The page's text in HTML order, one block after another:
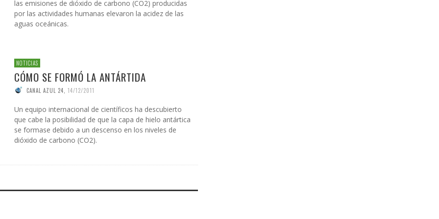
las emisiones de dióxido de carbono (CO2) producidas
por las actividades humanas elevaron la acidez de las
aguas oceánicas.
NOTICIAS
CÓMO SE FORMÓ LA ANTÁRTIDA
CANAL AZUL 24, 14/12/2011
Un equipo internacional de científicos ha descubierto
que cabe la posibilidad de que la capa de hielo antártica
se formase debido a un descenso en los niveles de
dióxido de carbono (CO2).